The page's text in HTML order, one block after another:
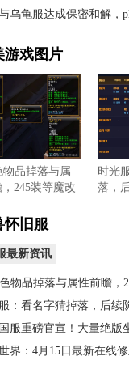
乌龟服达成保密和解，
游戏图片
物品掉落与属
245装等魔改
时光
落，
怀旧服
最新资讯
物品掉落与属性前瞻
：看名字猜掉落，后续阶
服重磅官宣！大量绝版坐
界：4月15日最新在线